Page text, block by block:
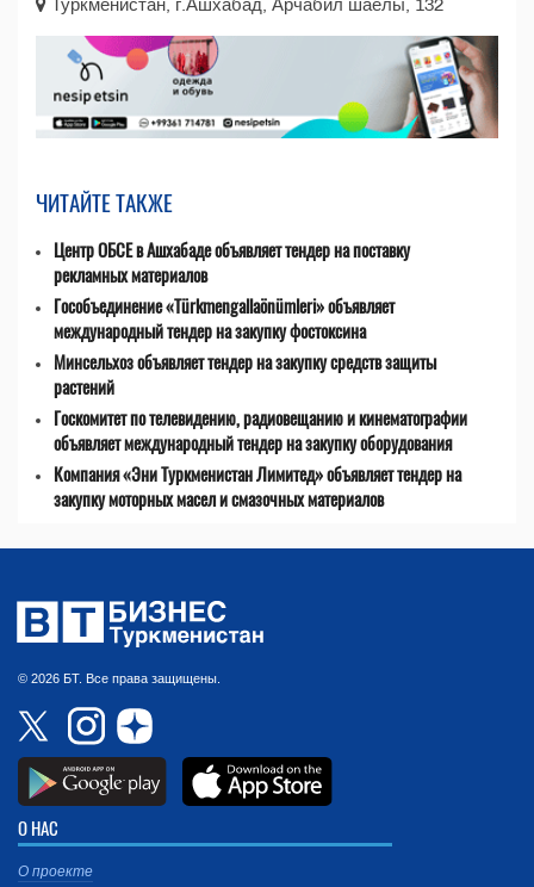
Туркменистан, г.Ашхабад, Арчабил шаёлы, 132
ЧИТАЙТЕ ТАКЖЕ
Центр ОБСЕ в Ашхабаде объявляет тендер на поставку
рекламных материалов
Гособъединение «Türkmengallaönümleri» объявляет
международный тендер на закупку фостоксина
Минсельхоз объявляет тендер на закупку средств защиты
растений
Госкомитет по телевидению, радиовещанию и кинематографии
объявляет международный тендер на закупку оборудования
Компания «Эни Туркменистан Лимитед» объявляет тендер на
закупку моторных масел и смазочных материалов
© 2026 БТ. Все права защищены.
О НАС
О проекте